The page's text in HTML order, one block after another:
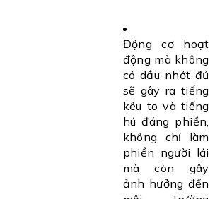
Động cơ hoạt
động mà không
có dầu nhớt đủ
sẽ gây ra tiếng
kêu to và tiếng
hú đáng phiền,
không chỉ làm
phiền người lái
mà còn gây
ảnh hưởng đến